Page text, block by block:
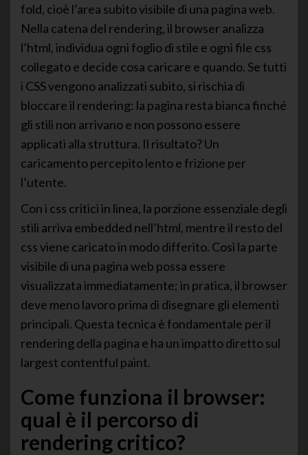
fold, cioè l’area subito visibile di una pagina web.
Nella catena del rendering, il browser analizza
l’html, individua ogni foglio di stile e ogni file css
collegato e decide cosa caricare e quando. Se tutti
i CSS vengono analizzati subito, si rischia di
bloccare il rendering: la pagina resta bianca finché
gli stili non arrivano e non possono essere
applicati alla struttura. Il risultato? Un
caricamento percepito lento e frizione per
l’utente.
Con i css critici in linea, la porzione essenziale degli
stili arriva embedded nell’html, mentre il resto del
css viene caricato in modo differito. Così la parte
visibile di una pagina web possa essere
visualizzata immediatamente; in pratica, il browser
deve meno lavoro prima di disegnare gli elementi
principali. Questa tecnica è fondamentale per il
rendering della pagina e ha un impatto diretto sul
largest contentful paint.
Come funziona il browser:
qual è il percorso di
rendering critico?